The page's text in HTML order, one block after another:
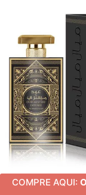
COMPRE AQUI: